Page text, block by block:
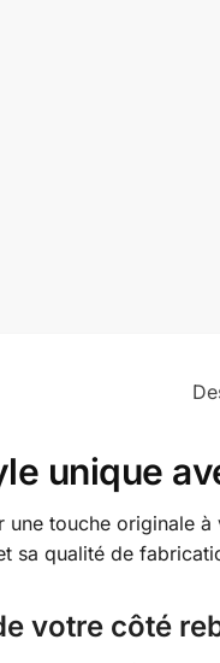
unique
une touche originale
sa qualité de
votre côté